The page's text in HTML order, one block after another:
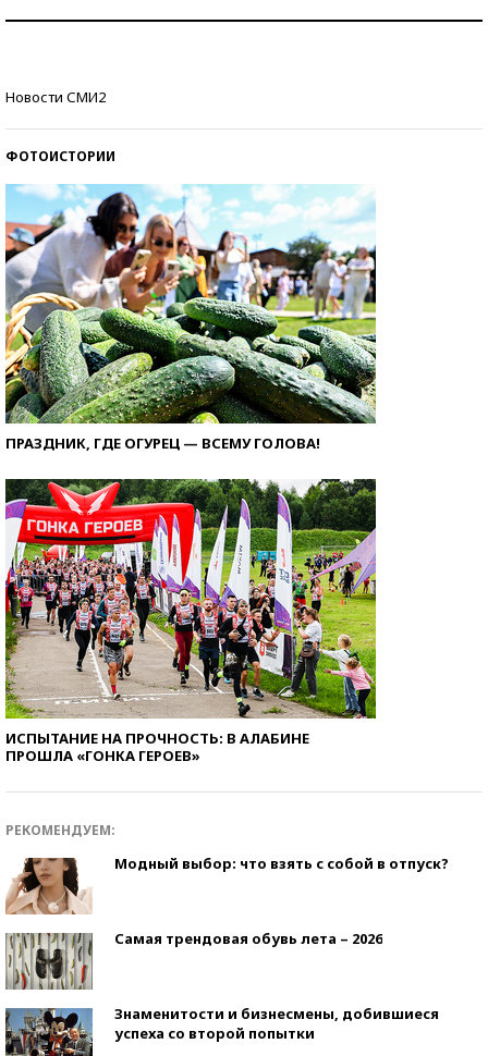
Новости СМИ2
ФОТОИСТОРИИ
ПРАЗДНИК, ГДЕ ОГУРЕЦ — ВСЕМУ ГОЛОВА!
ИСПЫТАНИЕ НА ПРОЧНОСТЬ: В АЛАБИНЕ
ПРОШЛА «ГОНКА ГЕРОЕВ»
РЕКОМЕНДУЕМ:
Модный выбор: что взять с собой в отпуск?
Самая трендовая обувь лета – 2026
Знаменитости и бизнесмены, добившиеся
успеха со второй попытки